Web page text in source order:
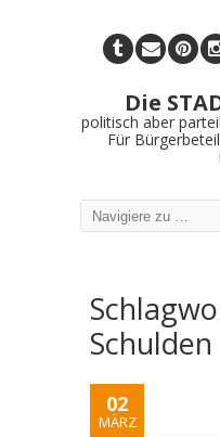
Die
politisch aber
Für
Schulden
02
MÄRZ